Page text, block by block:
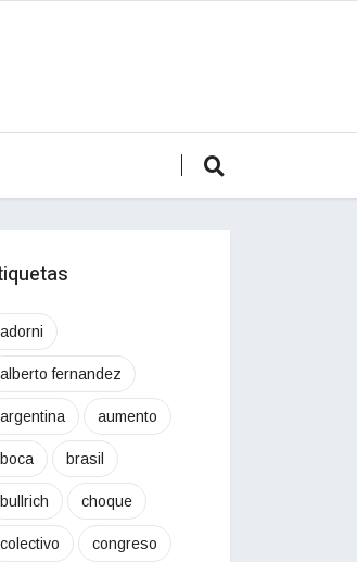
adorni
alberto fernandez
argentina aumento
boca brasil
bullrich choque
colectivo congreso